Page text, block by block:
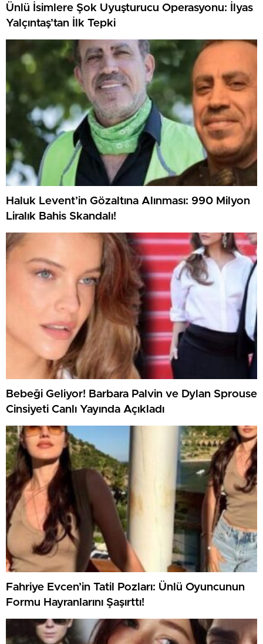
Ünlü İsimlere Şok Uyuşturucu Operasyonu: İlyas
Yalçıntaş’tan İlk Tepki
Haluk Levent’in Gözaltına Alınması: 990 Milyon
Liralık Bahis Skandalı!
Bebeği Geliyor! Barbara Palvin ve Dylan Sprouse
Cinsiyeti Canlı Yayında Açıkladı
Fahriye Evcen’in Tatil Pozları: Ünlü Oyuncunun
Formu Hayranlarını Şaşırttı!